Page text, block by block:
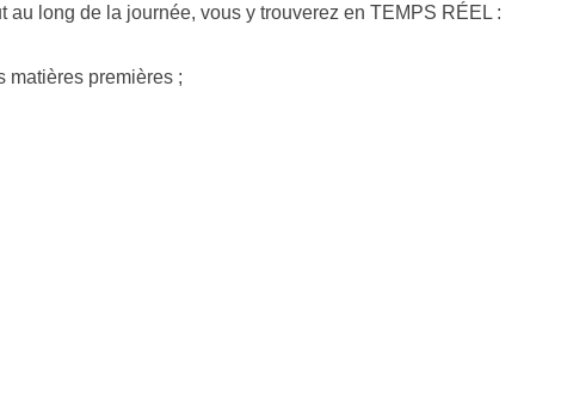
au long de la journée, vous y trouverez en TEMPS RÉEL :
matières premières ;